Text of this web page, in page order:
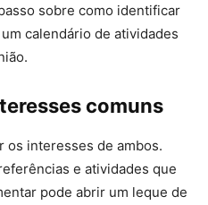
sobre como identificar
calendário de atividades
comuns
os interesses de ambos.
e atividades que
pode abrir um leque de